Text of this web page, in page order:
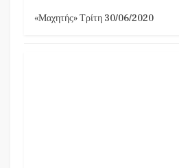
«Μαχητής» Τρίτη 30/06/2020